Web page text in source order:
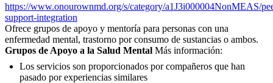
https://www.onourownmd.org/s/category/a1J3i000004NonMEAS/
support-integration
Ofrece grupos de apoyo y mentoría para personas con una
enfermedad mental, trastorno por consumo de sustancias o ambos.
Grupos de Apoyo a la Salud Mental Más información:
Los servicios son proporcionados por compañeros que han
pasado por experiencias similares